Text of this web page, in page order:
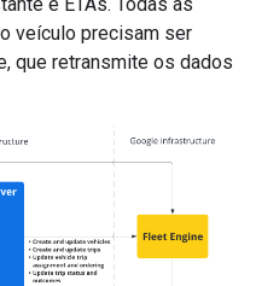
veículo precisam ser
que retransmite os dados